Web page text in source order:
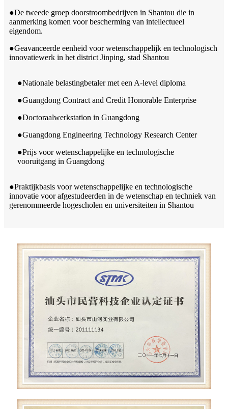
●De tweede groep doorstroombedrijven in Shantou die in
aanmerking komen voor bescherming van intellectueel
eigendom.
●Geavanceerde eenheid voor wetenschappelijk en technologisch
innovatiewerk in het district Jinping, stad Shantou
●Nationale belastingbetaler met een A-level diploma
●Guangdong Contract and Credit Honorable Enterprise
●Doctoraalwerkstation in Guangdong
●Guangdong Engineering Technology Research Center
●Prijs voor wetenschappelijke en technologische
vooruitgang in Guangdong
●Praktijkbasis voor wetenschappelijke en technologische
innovatie voor afgestudeerden in de wetenschap en techniek van
gerenommeerde hogescholen en universiteiten in Shantou